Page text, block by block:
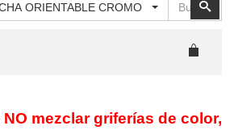
ORIENTABLE CROMO
MENU
NO mezclar griferías de color,